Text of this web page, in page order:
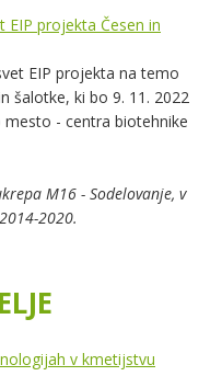
EIP projekta Česen in
EIP projekta na temo
šalotke, ki bo 9. 11. 2022
- centra biotehnike
M16 - Sodelovanje, v
2020.
v kmetijstvu